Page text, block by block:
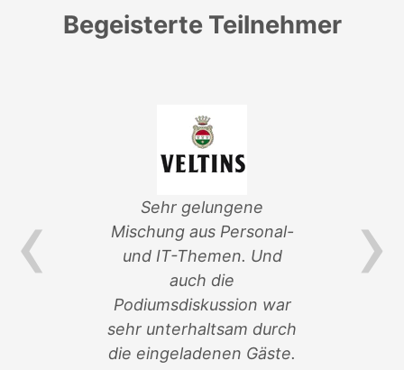
Begeisterte Teilnehmer
‹
Sehr gelungene
Mischung aus Personal-
und IT-Themen. Und
auch die
Podiumsdiskussion war
sehr unterhaltsam durch
die eingeladenen Gäste.
an
›